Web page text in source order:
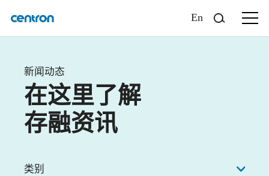
En
新闻动态
在这里了解
存融资讯
类别